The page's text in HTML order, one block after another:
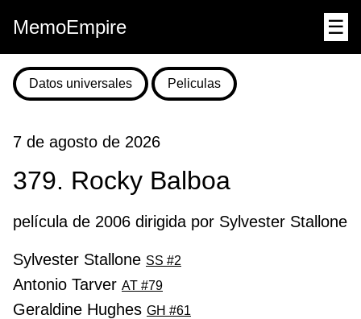
MemoEmpire ☰
Datos universales Peliculas
7 de agosto de 2026
379. Rocky Balboa
película de 2006 dirigida por Sylvester Stallone
Sylvester Stallone SS #2
Antonio Tarver AT #79
Geraldine Hughes GH #61